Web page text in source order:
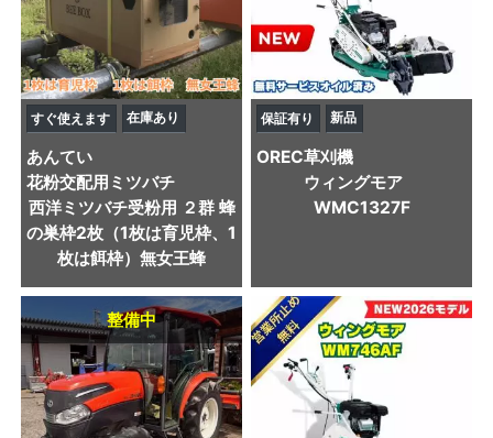
すぐ使えます 在庫あり
あんてい
花粉交配用ミツバチ
西洋ミツバチ受粉用 ２群 蜂
の巣枠2枚（1枚は育児枠、1
枚は餌枠）無女王蜂
保証有り 新品
OREC草刈機
ウィングモア
WMC1327F
整備中